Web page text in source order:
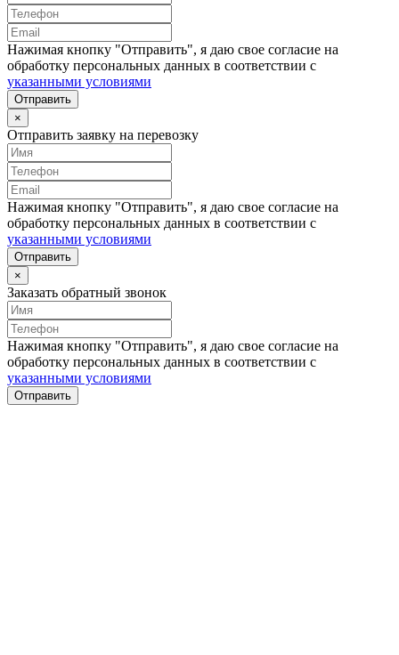
Нажимая кнопку "Отправить", я даю свое согласие на
обработку персональных данных в соответствии с
указанными условиями
Отправить
×
Отправить заявку на перевозку
Нажимая кнопку "Отправить", я даю свое согласие на
обработку персональных данных в соответствии с
указанными условиями
Отправить
×
Заказать обратный звонок
Нажимая кнопку "Отправить", я даю свое согласие на
обработку персональных данных в соответствии с
указанными условиями
Отправить